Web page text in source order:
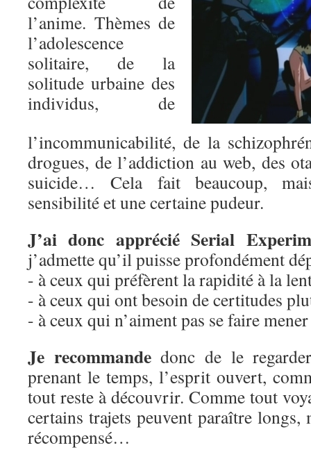
l’anime. Thèmes de
l’adolescence
solitaire, de la
solitude urbaine des
individus, de
l’incommunicabilité, de la
drogues, de l’addiction au web, des
suicide… Cela fait beaucoup,
sensibilité et une certaine pudeur.
J’ai donc apprécié Serial
j’admette qu’il puisse profondément
- à ceux qui préfèrent la rapidité à la
- à ceux qui ont besoin de certitudes
- à ceux qui n’aiment pas se faire
Je recommandedonc de le
prenant le temps, l’esprit ouvert,
tout reste à découvrir. Comme tout
certains trajets peuvent paraître longs,
récompensé…